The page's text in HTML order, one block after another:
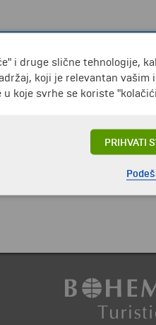
i druge slične tehnologije,
koji je relevantan
koje svrhe se koriste
PRIHVATI